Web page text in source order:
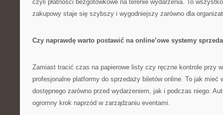
czyli płatności bezgotówkowe na terenie wydarzenia. To
zakupowy staje się szybszy i wygodniejszy zarówno dla
Czy naprawdę warto postawić na online’owe systemy
Zamiast tracić czas na papierowe listy czy ręczne kontrole przy
profesjonalne platformy do sprzedaży biletów online. To jak mieć
dostępnego zarówno przed wydarzeniem, jak i podczas niego.
ogromny krok naprzód w zarządzaniu eventami.